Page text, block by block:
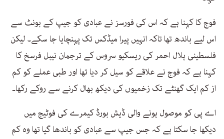
فوج کا کہنا ہے کہ اس کی فورسز نے عبادی کو جیپ کے بونٹ سے
اس لیے باندھ تھا تاکہ انہیں پیرا میڈکس تک پہنچایا جا سکے۔ لیکن
فلسطینی ہلال احمر کی ریسکیو سروس کے ترجمان نیبل فرسخ کا
کہنا ہے کہ فوج نے علاقے کو سیل کر دیا تھا اور طبی عملے کو کم
از کم ایک گھنٹے تک زخمیوں کی دیکھ بھال کرنے سے روکے رکھا۔
اے پی کو موصول ہونے والی ڈیش بورڈ کیمرے کی فوٹیج میں
دیکھا جا سکتا ہے کہ جس جیپ سے عبادی کو باندھا گیا تھا وہ کم